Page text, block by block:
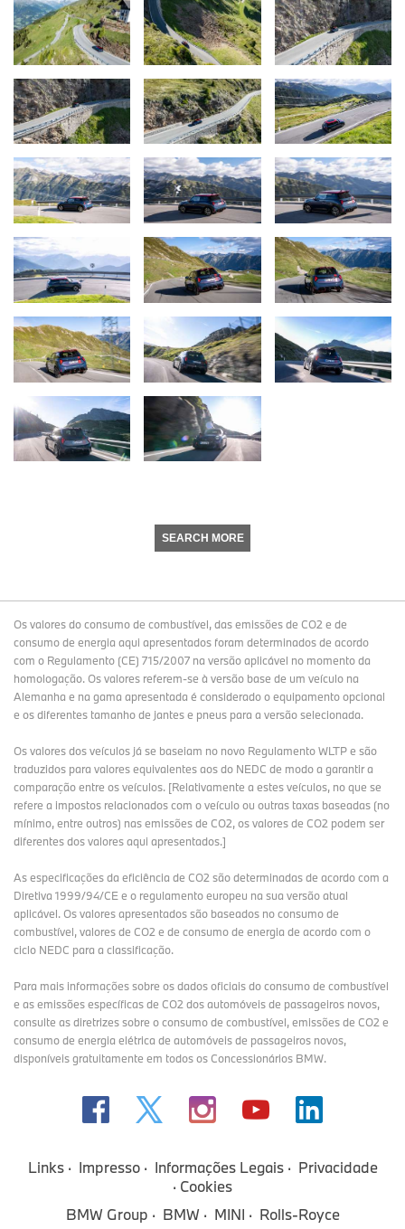
SEARCH MORE
Os valores do consumo de combustível, das emissões de CO2 e de
consumo de energia aqui apresentados foram determinados de acordo
com o Regulamento (CE) 715/2007 na versão aplicável no momento da
homologação. Os valores referem-se à versão base de um veículo na
Alemanha e na gama apresentada é considerado o equipamento opcional
e os diferentes tamanho de jantes e pneus para a versão selecionada.
Os valores dos veículos já se baseiam no novo Regulamento WLTP e são
traduzidos para valores equivalentes aos do NEDC de modo a garantir a
comparação entre os veículos. [Relativamente a estes veículos, no que se
refere a impostos relacionados com o veículo ou outras taxas baseadas (no
mínimo, entre outros) nas emissões de CO2, os valores de CO2 podem ser
diferentes dos valores aqui apresentados.]
As especificações da eficiência de CO2 são determinadas de acordo com a
Diretiva 1999/94/CE e o regulamento europeu na sua versão atual
aplicável. Os valores apresentados são baseados no consumo de
combustível, valores de CO2 e de consumo de energia de acordo com o
ciclo NEDC para a classificação.
Para mais informações sobre os dados oficiais do consumo de combustível
e as emissões específicas de CO2 dos automóveis de passageiros novos,
consulte as diretrizes sobre o consumo de combustível, emissões de CO2 e
consumo de energia elétrica de automóveis de passageiros novos,
disponíveis gratuitamente em todos os Concessionários BMW.
Links Impresso Informações Legais
Privacidade
Cookies
BMW Group
BMW MINI Rolls-Royce